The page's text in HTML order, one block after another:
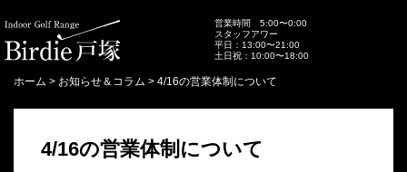
営業時間 5:00〜0:00
スタッフアワー
平日：13:00〜21:00
土日祝：10:00〜18:00
ホーム > お知らせ＆コラム > 4/16の営業体制について
4/16の営業体制について